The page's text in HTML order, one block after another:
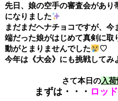
先日、娘の空手の審査会があり
になりました
まだまだヘナチョコですが、
端だった娘がはじめて真剣に取
動がとまりませんでした
♡
今年は《大会》にも挑戦してみ
さて本日の入荷
まずは・・・ ロッ